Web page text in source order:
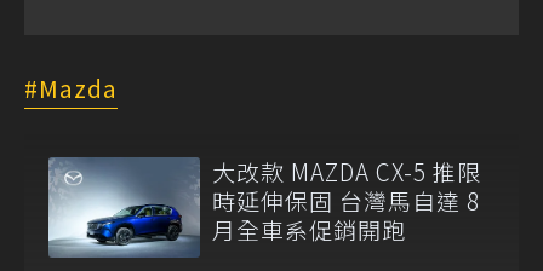
Mazda
大改款 MAZDA CX-5 推限
時延伸保固 台灣馬自達 8
月全車系促銷開跑